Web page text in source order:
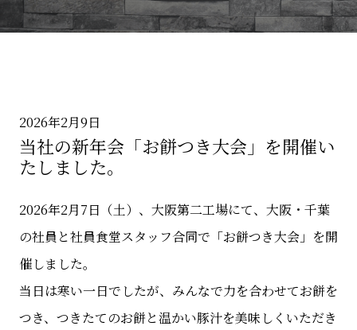
2026年2月9日
当社の新年会「お餅つき大会」を開催い
たしました。
2026年2月7日（土）、大阪第二工場にて、大阪・千葉
の社員と社員食堂スタッフ合同で「お餅つき大会」を開
催しました。
当日は寒い一日でしたが、みんなで力を合わせてお餅を
つき、つきたてのお餅と温かい豚汁を美味しくいただき